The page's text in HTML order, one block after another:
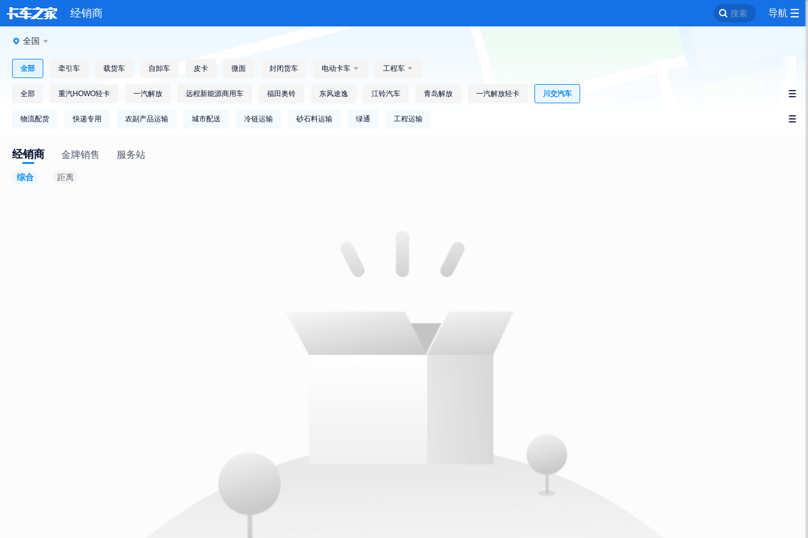
经销商 搜索 导航
全国
全部 牵引车 载货车 自卸车 皮卡 微面 封闭货车 电动卡车  工程车 
全部 重汽HOWO轻卡 一汽解放 远程新能源商用车 福田奥铃 东风途逸 江铃汽车 青岛解放 一汽解放轻卡 川交汽车 
物流配货 快递专用 农副产品运输 城市配送 冷链运输 砂石料运输 绿通 工程运输 
经销商 金牌销售 服务站
综合 距离